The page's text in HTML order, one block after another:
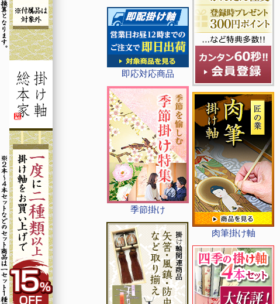
即応対応商品
季節掛け
肉筆掛け軸